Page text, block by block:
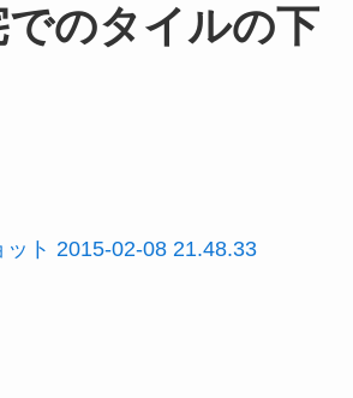
のタイルの下